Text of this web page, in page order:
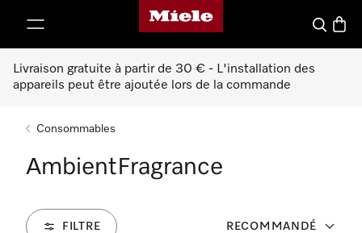
Page d'accueil de Miele
Search
Livraison gratuite à partir de 30 € - L'installation des
appareils peut être ajoutée lors de la commande
Consommables
AmbientFragrance
FILTRE RECOMMANDÉ